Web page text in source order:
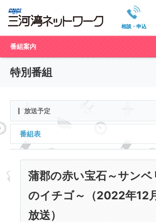
相談・申込
番組案内
特別番組
放送予定
番組表
蒲郡の赤い宝石～サンベ
のイチゴ～（2022年12
放送）